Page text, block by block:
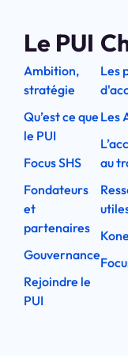
Le PUI
Ambition,
stratégie
Qu’est ce que
le PUI
Focus SHS
Fondateurs
et
partenaires
Gouvernance
Rejoindre le
PUI
Les
Les
au